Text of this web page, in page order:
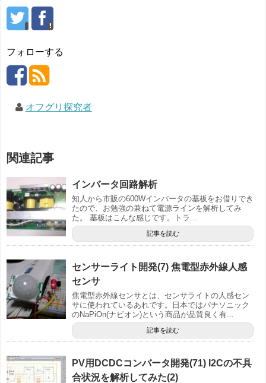
フォローする
オフグリ探究者
関連記事
インバータ回路解析
知人から市販の600Wインバータの基板をお借りでき
たので、お勉強の兼ねて電源ラインを解析してみ
た。 基板はこんな感じです。トラ...
記事を読む
センサーライト開発(7) 焦電型赤外線人感
センサ
焦電型赤外線センサとは、センサライトの人感セン
サに使われているあれです。日本ではパナソニック
のNaPiOn(ナピオン)という商品が品質良く有...
記事を読む
PV用DCDCコンバータ開発(71) I2Cの不具
合状況を解析してみた(2)